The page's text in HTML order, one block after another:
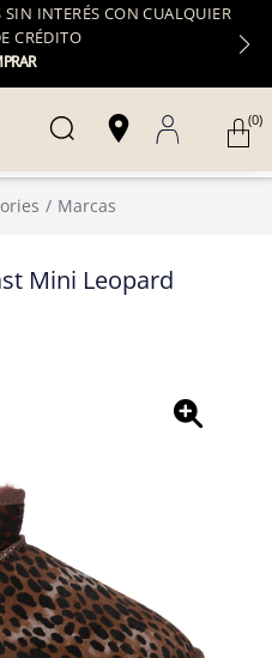
INTERÉS CON CUALQUIER
CRÉDITO
(0)
Marcas
Mini Leopard